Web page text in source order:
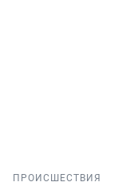
ПРОИСШЕСТВИЯ